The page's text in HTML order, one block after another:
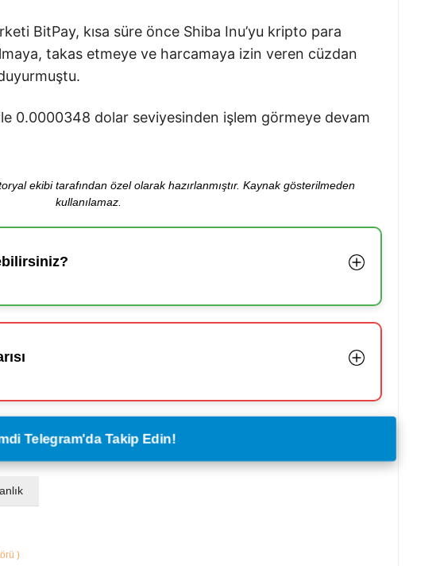
BitPay, kısa süre önce Shiba Inu’yu kripto para
takas etmeye ve harcamaya izin veren cüzdan
0.0000348 dolar seviyesinden işlem görmeye devam
ekibi tarafından özel olarak hazırlanmıştır. Kaynak gösterilmeden
kullanılamaz.
Telegram'da Takip Edin!
)